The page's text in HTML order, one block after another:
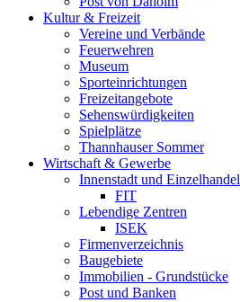
Kultur & Freizeit
Vereine und Verbände
Feuerwehren
Museum
Sporteinrichtungen
Freizeitangebote
Sehenswürdigkeiten
Spielplätze
Thannhauser Sommer
Wirtschaft & Gewerbe
Innenstadt und Einzelhandel
FIT
Lebendige Zentren
ISEK
Firmenverzeichnis
Baugebiete
Immobilien - Grundstücke
Post und Banken